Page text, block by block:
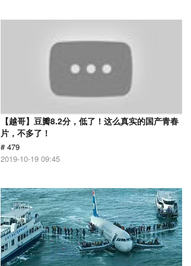
【越哥】豆瓣8.2分，低了！这么真实的国产青春
片，不多了！
# 479
2019-10-19 09:45